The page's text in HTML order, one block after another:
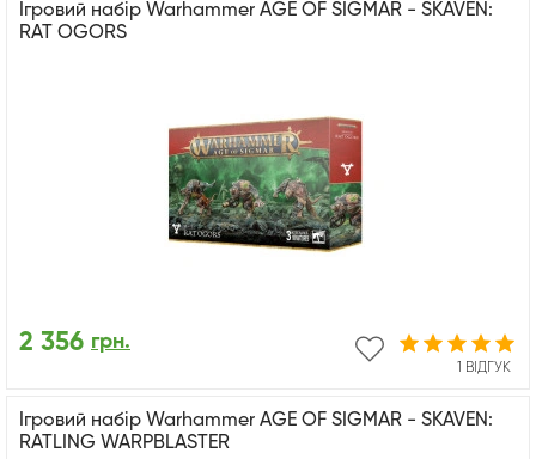
Ігровий набір Warhammer AGE OF SIGMAR - SKAVEN:
RAT OGORS
1 ВІДГУК
2 356 грн.
Ігровий набір Warhammer AGE OF SIGMAR - SKAVEN:
RATLING WARPBLASTER